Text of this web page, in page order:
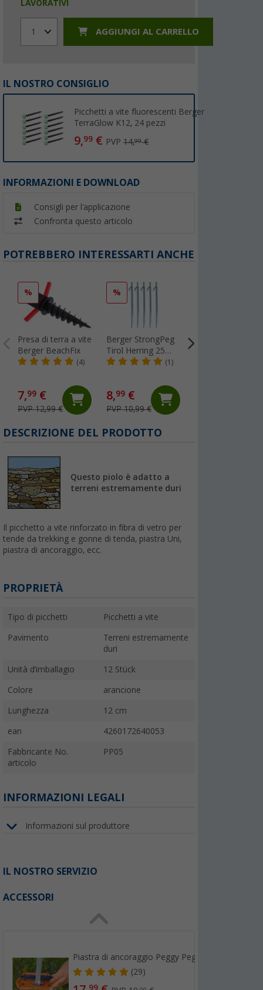
LAVORATIVI
1 AGGIUNGI AL CARRELLO
IL NOSTRO CONSIGLIO
Picchetti a vite fluorescenti Berger
TerraGlow K12, 24 pezzi
9,99 € PVP14,99€
INFORMAZIONI E DOWNLOAD
Consigli per l'applicazione
Confronta questo articolo
POTREBBERO INTERESSARTI ANCHE
%
Presa di terra a vite
Berger BeachFix
(4)
7,99 €
PVP 12,99 €
%
Berger StrongPeg
Tirol Herring 25
cm, confezione da
(1)
8,99 €
PVP 10,99 €
DESCRIZIONE DEL PRODOTTO
Questo piolo è adatto a
terreni estremamente duri
Il picchetto a vite rinforzato in fibra di vetro per
tende da trekking e gonne di tenda, piastra Uni,
piastra di ancoraggio, ecc.
PROPRIETÀ
Tipo di picchetti Picchetti a vite
Pavimento
Terreni estremamente
duri
Unità d’imballagio 12 Stück
Colore arancione
Lunghezza 12 cm
ean 4260172640053
Fabbricante No.
articolo
PP05
INFORMAZIONI LEGALI
Informazioni sul produttore
IL NOSTRO SERVIZIO
ACCESSORI
Piastra di ancoraggio Peggy Peg 6 pezzi
(29)
99